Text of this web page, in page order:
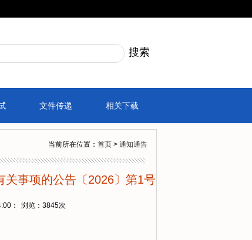
文件传递 相关下载
当前所在位置： 首页 > 通知通告
事项的公告〔2026〕第1号
： 浏览： 3845次